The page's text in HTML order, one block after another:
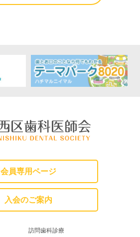
会員専用ページ
入会のご案内
訪問歯科診療